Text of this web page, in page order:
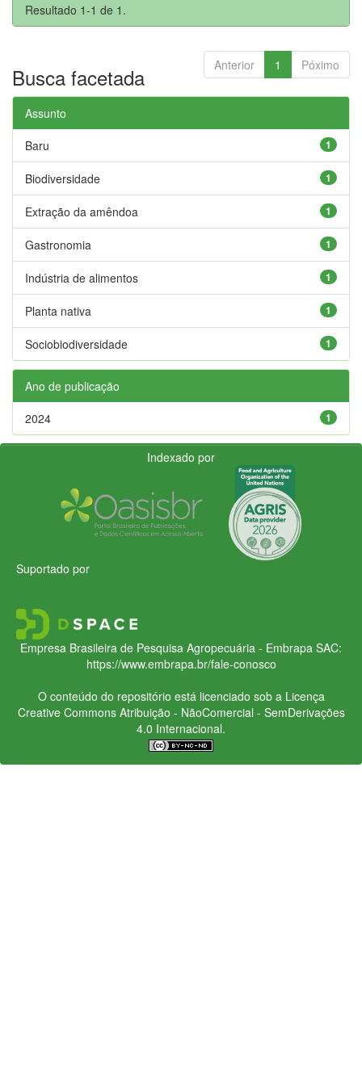
Resultado 1-1 de 1.
Anterior 1 Póximo
Busca facetada
Assunto
1
Baru
1
Biodiversidade
1
Extração da amêndoa
1
Gastronomia
1
Indústria de alimentos
1
Planta nativa
1
Sociobiodiversidade
Ano de publicação
1
2024
Indexado por
Suportado por
Empresa Brasileira de Pesquisa Agropecuária - Embrapa SAC:
https://www.embrapa.br/fale-conosco
O conteúdo do repositório está licenciado sob a Licença
Creative CommonsAtribuição - NãoComercial - SemDerivações
4.0 Internacional.